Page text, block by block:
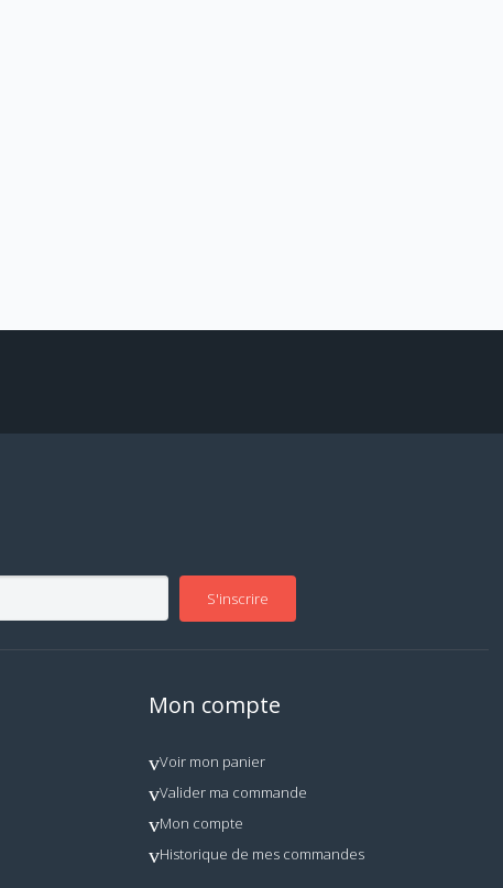
S'inscrire
Mon compte
Voir mon panier
Valider ma commande
Mon compte
Historique de mes commandes